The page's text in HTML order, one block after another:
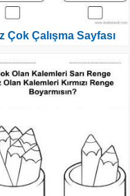
Çok Çalışma Sayfası